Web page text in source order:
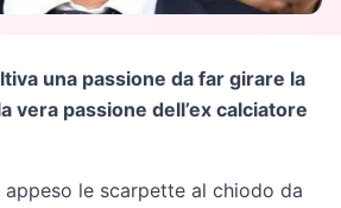
una passione da far girare la
vera passione dell’ex calciatore
appeso le scarpette al chiodo da